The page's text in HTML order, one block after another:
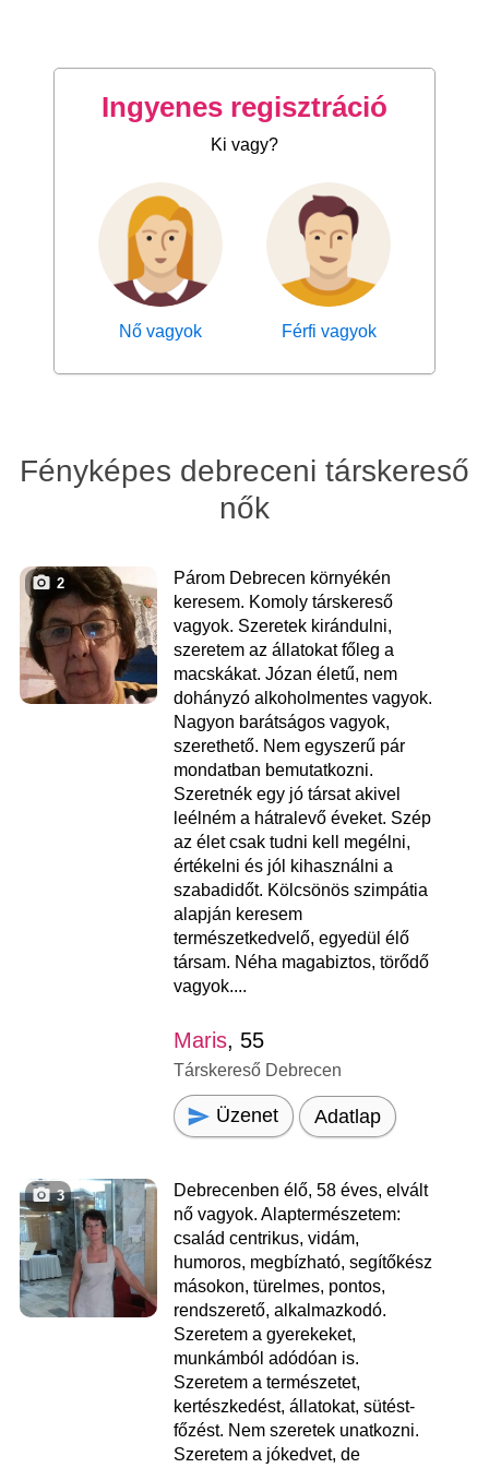
Ingyenes regisztráció
Ki vagy?
Nő vagyok Férfi vagyok
Fényképes debreceni társkereső
nők
2
Párom Debrecen környékén
keresem. Komoly társkereső
vagyok. Szeretek kirándulni,
szeretem az állatokat főleg a
macskákat. Józan életű, nem
dohányzó alkoholmentes vagyok.
Nagyon barátságos vagyok,
szerethető. Nem egyszerű pár
mondatban bemutatkozni.
Szeretnék egy jó társat akivel
leélném a hátralevő éveket. Szép
az élet csak tudni kell megélni,
értékelni és jól kihasználni a
szabadidőt. Kölcsönös szimpátia
alapján keresem
természetkedvelő, egyedül élő
társam. Néha magabiztos, törődő
vagyok....
Maris, 55
Társkereső Debrecen
Üzenet Adatlap
3
Debrecenben élő, 58 éves, elvált
nő vagyok. Alaptermészetem:
család centrikus, vidám,
humoros, megbízható, segítőkész
másokon, türelmes, pontos,
rendszerető, alkalmazkodó.
Szeretem a gyerekeket,
munkámból adódóan is.
Szeretem a természetet,
kertészkedést, állatokat, sütést-
főzést. Nem szeretek unatkozni.
Szeretem a jókedvet, de